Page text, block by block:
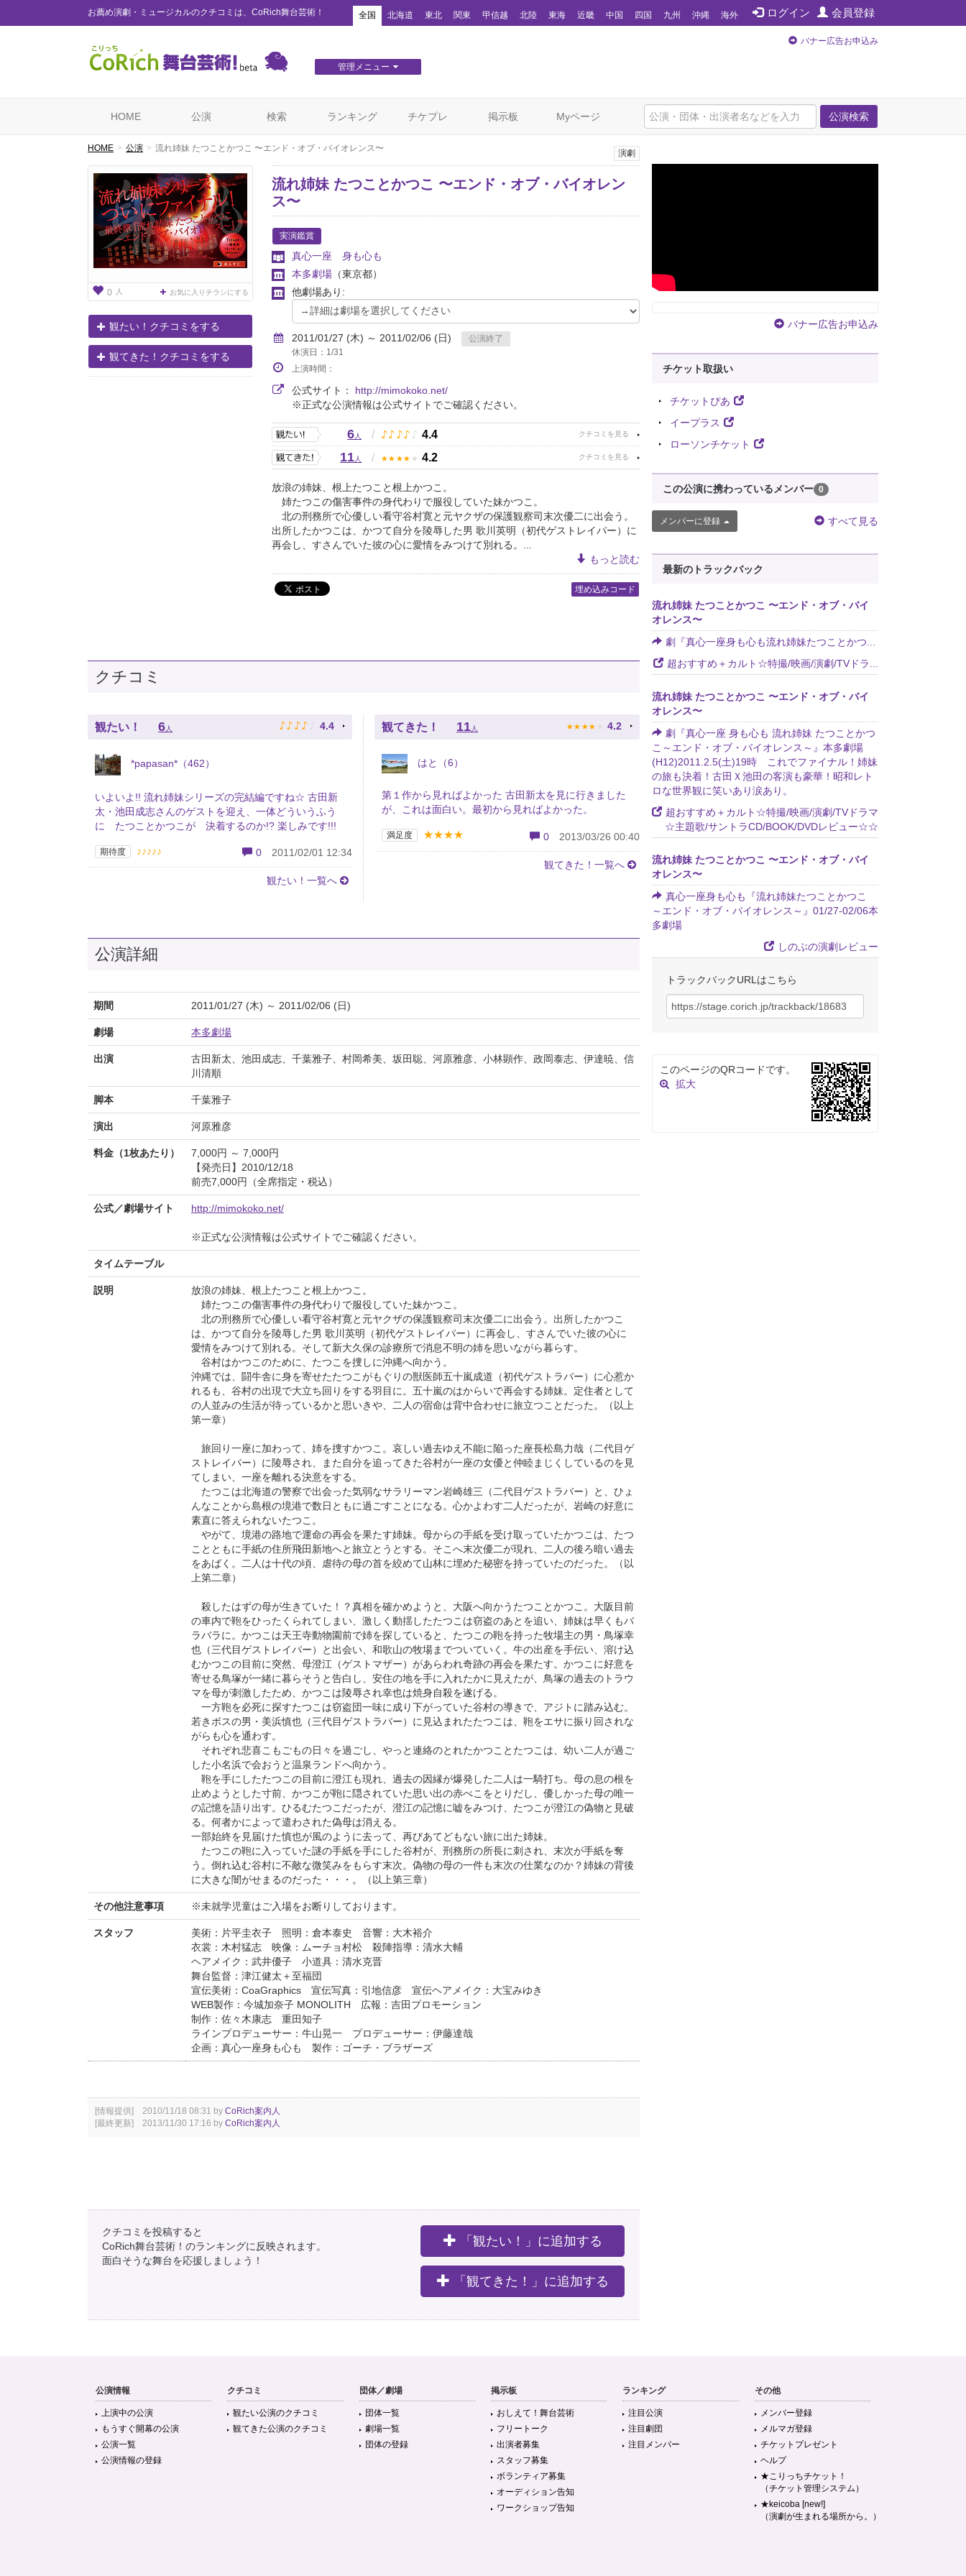
お薦め演劇・ミュージカルのクチコミは、CoRich舞台芸術！ ログイン 会員登録
全国 北海道 東北 関東 甲信越 北陸 東海 近畿 中国 四国 九州 沖縄 海外
管理メニュー
バナー広告お申込み
公演検索
HOME 公演 検索 ランキング チケプレ 掲示板 Myページ
HOME 公演 流れ姉妹 たつことかつこ 〜エンド・オブ・バイオレンス〜
0 人 お気に入りチラシにする
観たい！クチコミをする
観てきた！クチコミをする
演劇
流れ姉妹 たつことかつこ 〜エンド・オブ・バイオレン
ス〜
実演鑑賞
真心一座 身も心も
本多劇場 （東京都）
他劇場あり:
2011/01/27 (木) ～ 2011/02/06 (日)
公演終了
休演日：1/31
上演時間：
公式サイト： http://mimokoko.net/
※正式な公演情報は公式サイトでご確認ください。
6人 / ♪ ♪ ♪ ♪ ♪ 4.4
11人 / ★ ★ ★ ★ ★ 4.2
放浪の姉妹、根上たつこと根上かつこ。
姉たつこの傷害事件の身代わりで服役していた妹かつこ。
北の刑務所で心優しい看守谷村寛と元ヤクザの保護観察司末次優二に出会う。
出所したかつこは、かつて自分を陵辱した男 歌川英明（初代ゲストレイパー）に
再会し、すさんでいた彼の心に愛情をみつけて別れる。...
もっと読む
埋め込みコード
クチコミ
観たい！ 6 人 ♪ ♪ ♪ ♪ ♪ 4.4
*papasan*（462）
いよいよ!! 流れ姉妹シリーズの完結編ですね☆ 古田新
太・池田成志さんのゲストを迎え、一体どういうふう
に たつことかつこが 決着するのか!? 楽しみです!!!
期待度 ♪♪♪♪♪ 0 2011/02/01 12:34
観たい！一覧へ
観てきた！ 11 人 ★ ★ ★ ★ ★ 4.2
はと（6）
第１作から見ればよかった 古田新太を見に行きました
が、これは面白い。最初から見ればよかった。
満足度 ★★★★ 0 2013/03/26 00:40
観てきた！一覧へ
公演詳細
期間 2011/01/27 (木) ～ 2011/02/06 (日)
劇場 本多劇場
出演
古田新太、池田成志、千葉雅子、村岡希美、坂田聡、河原雅彦、小林顕作、政岡泰志、伊達暁、信
川清順
脚本 千葉雅子
演出 河原雅彦
料金（1枚あたり）
7,000円 ～ 7,000円
【発売日】2010/12/18
前売7,000円（全席指定・税込）
公式／劇場サイト http://mimokoko.net/
※正式な公演情報は公式サイトでご確認ください。
タイムテーブル
説明
放浪の姉妹、根上たつこと根上かつこ。
姉たつこの傷害事件の身代わりで服役していた妹かつこ。
北の刑務所で心優しい看守谷村寛と元ヤクザの保護観察司末次優二に出会う。出所したかつこ
は、かつて自分を陵辱した男 歌川英明（初代ゲストレイパー）に再会し、すさんでいた彼の心に
愛情をみつけて別れる。そして新大久保の診療所で消息不明の姉を思いながら暮らす。
谷村はかつこのために、たつこを捜しに沖縄へ向かう。
沖縄では、闘牛舎に身を寄せたたつこがもぐりの獣医師五十嵐成道（初代ゲストラバー）に心惹か
れるも、谷村の出現で大立ち回りをする羽目に。五十嵐のはからいで再会する姉妹。定住者として
の人並みの生活が待っているかと思いきや、二人の宿命は背中合わせに旅立つことだった。（以上
第一章）
旅回り一座に加わって、姉を捜すかつこ。哀しい過去ゆえ不能に陥った座長松島力哉（二代目ゲ
ストレイパー）に陵辱され、また自分を追ってきた谷村が一座の女優と仲睦まじくしているのを見
てしまい、一座を離れる決意をする。
たつこは北海道の警察で出会った気弱なサラリーマン岩崎雄三（二代目ゲストラバー）と、ひょ
んなことから島根の境港で数日ともに過ごすことになる。心かよわす二人だったが、岩崎の好意に
素直に答えられないたつこ。
やがて、境港の路地で運命の再会を果たす姉妹。母からの手紙を受け取っていたかつこは、たつ
ことともに手紙の住所飛田新地へと旅立とうとする。そこへ末次優二が現れ、二人の後ろ暗い過去
をあばく。二人は十代の頃、虐待の母の首を絞めて山林に埋めた秘密を持っていたのだった。（以
上第二章）
殺したはずの母が生きていた！？真相を確かめようと、大阪へ向かうたつことかつこ。大阪目前
の車内で鞄をひったくられてしまい、激しく動揺したたつこは窃盗のあとを追い、姉妹は早くもバ
ラバラに。かつこは天王寺動物園前で姉を探していると、たつこの鞄を持った牧場主の男・鳥塚幸
也（三代目ゲストレイパー）と出会い、和歌山の牧場までついていく。牛の出産を手伝い、溶け込
むかつこの目前に突然、母澄江（ゲストマザー）があらわれ奇跡の再会を果たす。かつこに好意を
寄せる鳥塚が一緒に暮らそうと告白し、安住の地を手に入れたかに見えたが、鳥塚の過去のトラウ
マを母が刺激したため、かつこは陵辱され幸也は焼身自殺を遂げる。
一方鞄を必死に探すたつこは窃盗団一味に成り下がっていた谷村の導きで、アジトに踏み込む。
若きボスの男・美浜慎也（三代目ゲストラバー）に見込まれたたつこは、鞄をエサに振り回されな
がらも心を通わす。
それぞれ悲喜こもごもの日々を過ごし、やっと連絡のとれたかつことたつこは、幼い二人が過ご
した小名浜で会おうと温泉ランドへ向かう。
鞄を手にしたたつこの目前に澄江も現れ、過去の因縁が爆発した二人は一騎打ち。母の息の根を
止めようとした寸前、かつこが鞄に隠されていた思い出の赤べこをとりだし、優しかった母の唯一
の記憶を語り出す。ひるむたつこだったが、澄江の記憶に嘘をみつけ、たつこが澄江の偽物と見破
る。何者かによって遣わされた偽母は消える。
一部始終を見届けた慎也が風のように去って、再びあてどもない旅に出た姉妹。
たつこの鞄に入っていた謎の手紙を手にした谷村が、刑務所の所長に刺され、末次が手紙を奪
う。倒れ込む谷村に不敵な微笑みをもらす末次。偽物の母の一件も末次の仕業なのか？姉妹の背後
に大きな闇がせまるのだった・・・。（以上第三章）
その他注意事項 ※未就学児童はご入場をお断りしております。
スタッフ
美術：片平圭衣子 照明：倉本泰史 音響：大木裕介
衣裳：木村猛志 映像：ムーチョ村松 殺陣指導：清水大輔
ヘアメイク：武井優子 小道具：清水克晋
舞台監督：津江健太＋至福団
宣伝美術：CoaGraphics 宣伝写真：引地信彦 宣伝ヘアメイク：大宝みゆき
WEB製作：今城加奈子 MONOLITH 広報：吉田プロモーション
制作：佐々木康志 重田知子
ラインプロデューサー：牛山晃一 プロデューサー：伊藤達哉
企画：真心一座身も心も 製作：ゴーチ・ブラザーズ
[情報提供] 2010/11/18 08:31 by CoRich案内人
[最終更新] 2013/11/30 17:16 by CoRich案内人
クチコミを投稿すると
CoRich舞台芸術！のランキングに反映されます。
面白そうな舞台を応援しましょう！
「観たい！」に追加する
「観てきた！」に追加する
バナー広告お申込み
チケット取扱い
チケットぴあ
イープラス
ローソンチケット
この公演に携わっているメンバー 0
メンバーに登録 すべて見る
最新のトラックバック
流れ姉妹 たつことかつこ 〜エンド・オブ・バイ
オレンス〜
劇『真心一座身も心も流れ姉妹たつことかつ...
超おすすめ＋カルト☆特撮/映画/演劇/TVドラ...
流れ姉妹 たつことかつこ 〜エンド・オブ・バイ
オレンス〜
劇『真心一座 身も心も 流れ姉妹 たつことかつ
こ～エンド・オブ・バイオレンス～』本多劇場
(H12)2011.2.5(土)19時 これでファイナル！姉妹
の旅も決着！古田Ｘ池田の客演も豪華！昭和レト
ロな世界観に笑いあり涙あり。
超おすすめ＋カルト☆特撮/映画/演劇/TVドラマ
☆主題歌/サントラCD/BOOK/DVDレビュー☆☆
流れ姉妹 たつことかつこ 〜エンド・オブ・バイ
オレンス〜
真心一座身も心も『流れ姉妹たつことかつこ
～エンド・オブ・バイオレンス～』01/27-02/06本
多劇場
しのぶの演劇レビュー
トラックバックURLはこちら
このページのQRコードです。
拡大
公演情報
上演中の公演
もうすぐ開幕の公演
公演一覧
公演情報の登録
クチコミ
観たい公演のクチコミ
観てきた公演のクチコミ
団体／劇場
団体一覧
劇場一覧
団体の登録
掲示板
おしえて！舞台芸術
フリートーク
出演者募集
スタッフ募集
ボランティア募集
オーディション告知
ワークショップ告知
ランキング
注目公演
注目劇団
注目メンバー
その他
メンバー登録
メルマガ登録
チケットプレゼント
ヘルプ
★こりっちチケット！
（チケット管理システム）
★keicoba [new!]
（演劇が生まれる場所から。）